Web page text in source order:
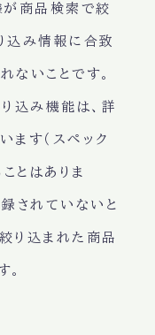
が商品検索で絞
込み情報に合致
ないことです。
込み機能は、詳
ます（スペック
とはありま
されていないと
り込まれた商品